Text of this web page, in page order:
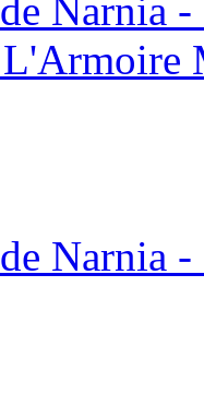
Narnia
Narnia